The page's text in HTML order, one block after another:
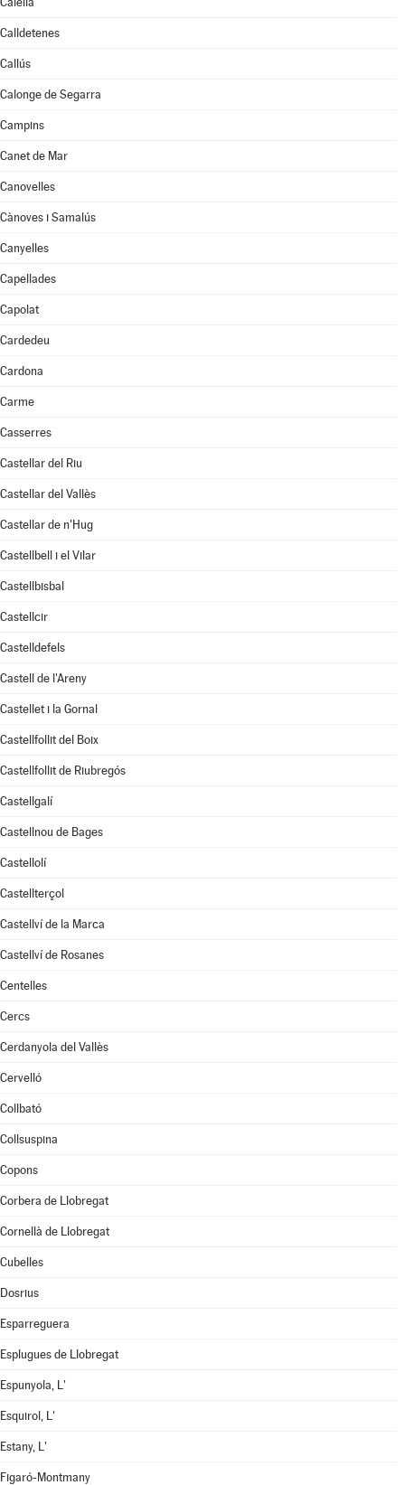
Calldetenes
Callús
Calonge de Segarra
Campins
Canet de Mar
Canovelles
Cànoves i Samalús
Canyelles
Capellades
Capolat
Cardedeu
Cardona
Carme
Casserres
Castellar del Riu
Castellar del Vallès
Castellar de n'Hug
Castellbell i el Vilar
Castellbisbal
Castellcir
Castelldefels
Castell de l'Areny
Castellet i la Gornal
Castellfollit del Boix
Castellfollit de Riubregós
Castellgalí
Castellnou de Bages
Castellolí
Castellterçol
Castellví de la Marca
Castellví de Rosanes
Centelles
Cercs
Cerdanyola del Vallès
Cervelló
Collbató
Collsuspina
Copons
Corbera de Llobregat
Cornellà de Llobregat
Cubelles
Dosrius
Esparreguera
Esplugues de Llobregat
Espunyola, L'
Esquirol, L'
Estany, L'
Figaró-Montmany